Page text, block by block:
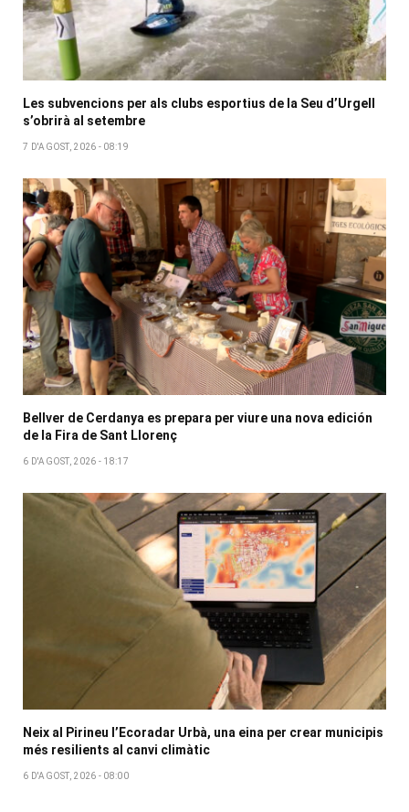
Les subvencions per als clubs esportius de la Seu d’Urgell
s’obrirà al setembre
7 D'AGOST, 2026 - 08:19
Bellver de Cerdanya es prepara per viure una nova edición
de la Fira de Sant Llorenç
6 D'AGOST, 2026 - 18:17
Neix al Pirineu l’Ecoradar Urbà, una eina per crear municipis
més resilients al canvi climàtic
6 D'AGOST, 2026 - 08:00